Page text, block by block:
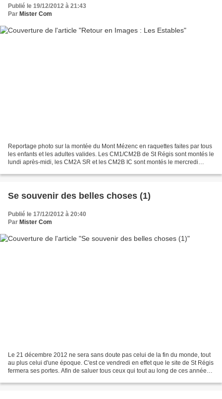
Publié le 19/12/2012 à 21:43
Par Mister Com
Reportage photo sur la montée du Mont Mézenc en raquettes faites par tous
les enfants et les adultes valides. Les CM1/CM2B de St Régis sont montés le
lundi après-midi, les CM2A SR et les CM2B IC sont montés le mercredi
Se souvenir des belles choses (1)
Publié le 17/12/2012 à 20:40
Par Mister Com
Le 21 décembre 2012 ne sera sans doute pas celui de la fin du monde, tout
au plus celui d'une époque. C'est ce vendredi en effet que le site de St Régis
fermera ses portes. Afin de saluer tous ceux qui tout au long de ces années